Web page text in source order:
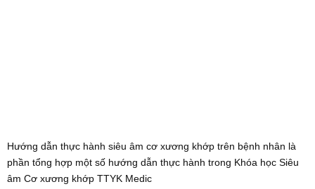
Hướng dẫn thực hành siêu âm cơ xương khớp trên bệnh nhân là
phần tổng hợp một số hướng dẫn thực hành trong Khóa học Siêu
âm Cơ xương khớp TTYK Medic